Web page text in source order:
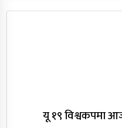
यू १९ विश्वकपमा